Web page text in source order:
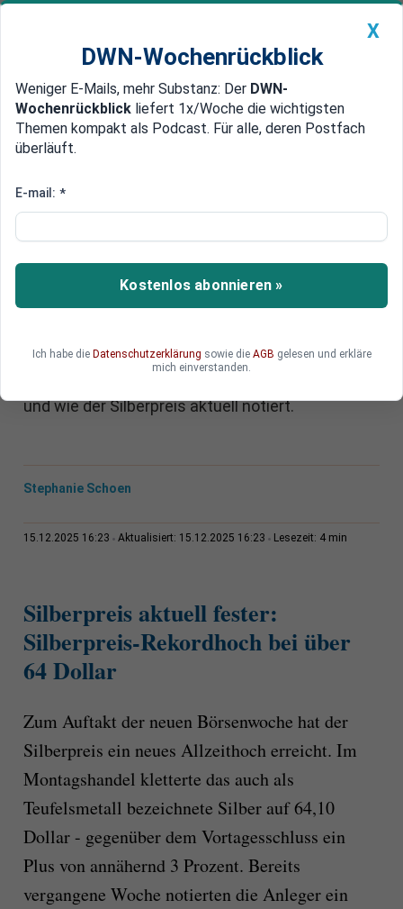
Newsticker MEIN DWN: Geldanlage Premium
Edelmetalle DWN-Magazin China
Neues Silberpreis-Rekordhoch:
historischen Neubewertung
Warum trotz neuem Silberpreis-Rekordhoch zum
und wie der Silberpreis aktuell notiert.
Stephanie Schoen
15.12.2025 16:23 Aktualisiert: 15.12.2025 16:23 Lesezeit: 4 min
Silberpreis aktuell fester:
Silberpreis-Rekordhoch bei über
64 Dollar
Zum Auftakt der neuen Börsenwoche hat der
Silberpreis ein neues Allzeithoch erreicht. Im
Montagshandel kletterte das auch als
Teufelsmetall bezeichnete Silber auf 64,10
Dollar - gegenüber dem Vortagesschluss ein
Plus von annähernd 3 Prozent. Bereits
vergangene Woche notierten die Anleger ein
X
DWN-Wochenrückblick
Weniger E-Mails, mehr Substanz: Der DWN-
Wochenrückblick liefert 1x/Woche die wichtigsten
Themen kompakt als Podcast. Für alle, deren Postfach
überläuft.
E-mail: *
Kostenlos abonnieren »
Ich habe die Datenschutzerklärung sowie die AGB gelesen und erkläre
mich einverstanden.